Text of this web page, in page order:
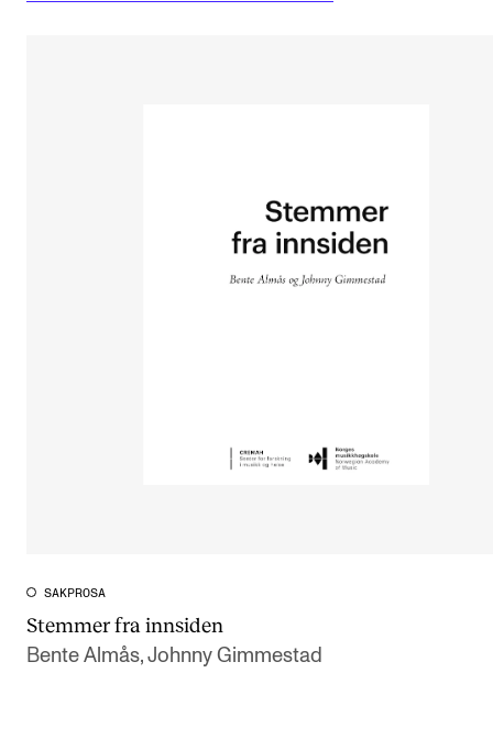
SAKPROSA
Stemmer fra innsiden
Bente Almås, Johnny Gimmestad